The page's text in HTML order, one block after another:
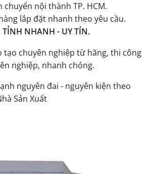
chuyển nội thành TP. HCM.
lắp đặt nhanh theo yêu cầu.
NHANH - UY TÍN.
tạo chuyên nghiệp từ hãng, thi công
nghiệp, nhanh chóng.
nguyên đai - nguyên kiện theo
Sản Xuất